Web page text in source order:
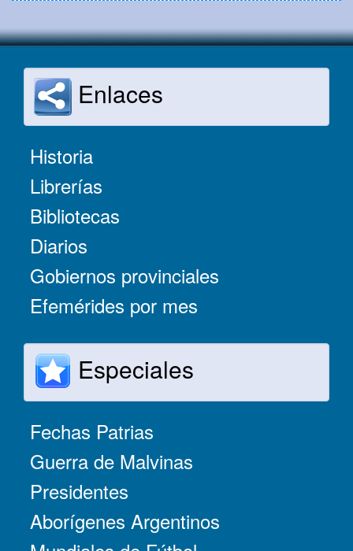
Enlaces
Historia
Librerías
Bibliotecas
Diarios
Gobiernos provinciales
Efemérides por mes
Especiales
Fechas Patrias
Guerra de Malvinas
Presidentes
Aborígenes Argentinos